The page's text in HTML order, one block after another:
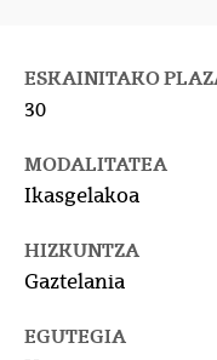
ESKAINITAKO
30
MODALITATEA
Ikasgelakoa
HIZKUNTZA
Gaztelania
EGUTEGIA